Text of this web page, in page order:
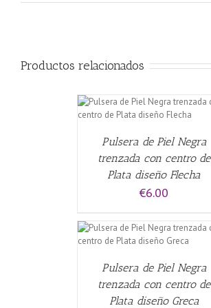
Productos relacionados
Pulsera de Piel Negra
trenzada con centro de
Plata diseño Flecha
€6.00
Pulsera de Piel Negra
trenzada con centro de
Plata diseño Greca